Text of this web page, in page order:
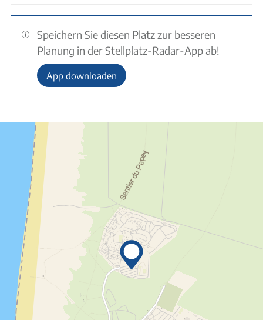
Speichern Sie diesen Platz zur besseren
Planung in der Stellplatz-Radar-App ab!
App downloaden